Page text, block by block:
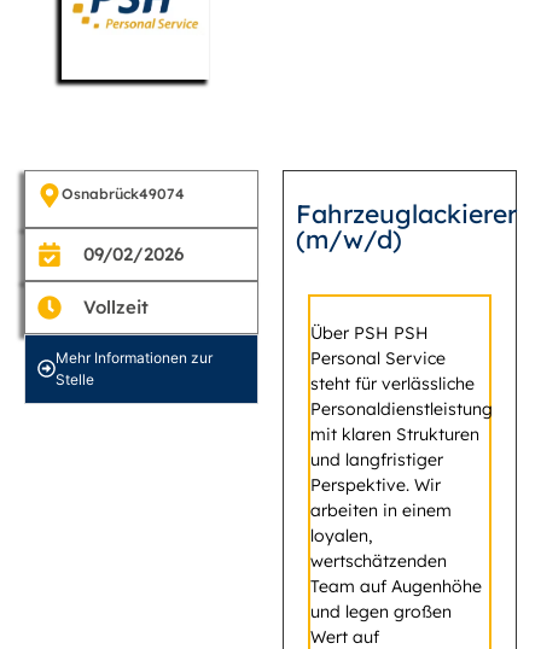
Osnabrück49074
09/02/2026
Vollzeit
Mehr Informationen zur
Stelle
Fahrzeuglackierer
(m/w/d)
Über PSH PSH
Personal Service
steht für verlässliche
Personaldienstleistung
mit klaren Strukturen
und langfristiger
Perspektive. Wir
arbeiten in einem
loyalen,
wertschätzenden
Team auf Augenhöhe
und legen großen
Wert auf